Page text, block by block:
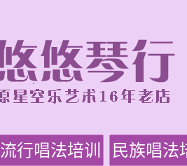
流行唱法培训 民族唱法